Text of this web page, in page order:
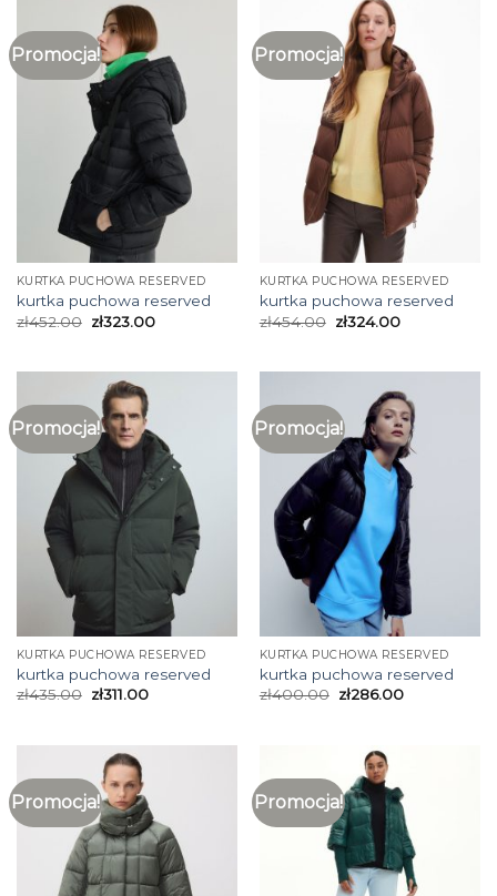
Promocja!
KURTKA PUCHOWA RESERVED
kurtka puchowa reserved
zł452.00 zł323.00
Promocja!
KURTKA PUCHOWA RESERVED
kurtka puchowa reserved
zł454.00 zł324.00
Promocja!
KURTKA PUCHOWA RESERVED
kurtka puchowa reserved
zł435.00 zł311.00
Promocja!
KURTKA PUCHOWA RESERVED
kurtka puchowa reserved
zł400.00 zł286.00
Promocja! Promocja!